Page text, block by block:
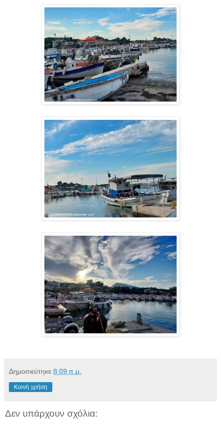
Δημοσιεύτηκε 8:09 π.μ.
Κοινή χρήση
Δεν υπάρχουν σχόλια: